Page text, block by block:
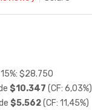
$28.750
$10.347 (CF: 6,03%)
$5.562(CF: 11,45%)